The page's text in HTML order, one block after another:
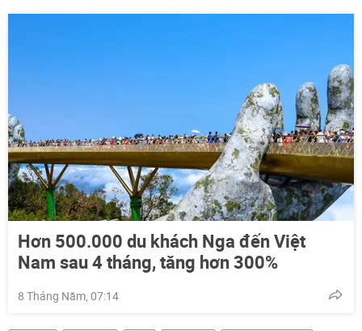
Hơn 500.000 du khách Nga đến Việt
Nam sau 4 tháng, tăng hơn 300%
8 Tháng Năm, 07:14